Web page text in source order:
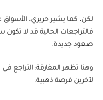
لكن، كما يشير حريري، الأسواق
فالتراجعات الحالية قد لا
صعود جديدة.
وهنا تظهر المفارقة: التراجع
لآخرين فرصة ذهبية.